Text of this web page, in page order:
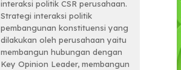
interaksi politik CSR perusahaan.
Strategi interaksi politik
pembangunan konstituensi yang
dilakukan oleh perusahaan yaitu
membangun hubungan dengan
Key Opinion Leader, membangun